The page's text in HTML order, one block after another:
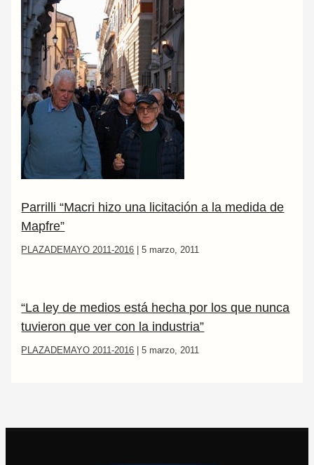
Parrilli “Macri hizo una licitación a la medida de
Mapfre”
PLAZADEMAYO 2011-2016 |5 marzo, 2011
“La ley de medios está hecha por los que nunca
tuvieron que ver con la industria”
PLAZADEMAYO 2011-2016 |5 marzo, 2011